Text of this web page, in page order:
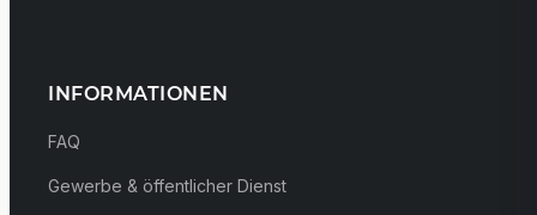
INFORMATIONEN
FAQ
Gewerbe & öffentlicher Dienst